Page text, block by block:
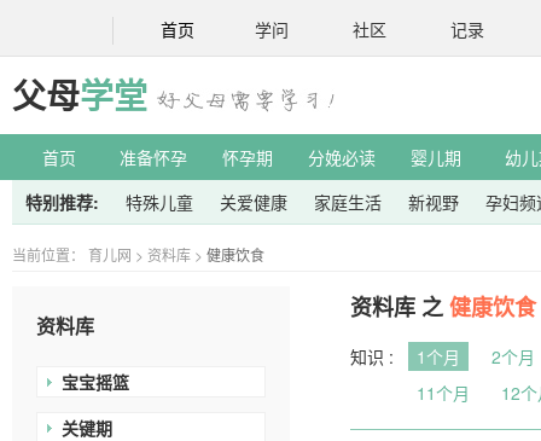
首页 学问 社区 记录
父母学堂
首页 准备怀孕 怀孕期 分娩必读 婴儿期
幼
特别推荐:
特殊儿童 关爱健康 家庭生活 新视野 孕妇频
当前位置： 育儿网 > 资料库 > 健康饮食
资料库
宝宝摇篮
关键期
资料库 之健康饮食
知识 : 1个月
2个月
11个月
12